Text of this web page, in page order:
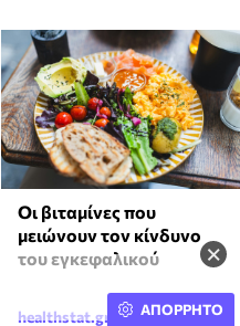
×
Οι βιταμίνες που
μειώνουν τον κίνδυνο
του εγκεφαλικού
healthstat.gr 08.06.2026 -
ΑΠΟΡΡΗΤΟ